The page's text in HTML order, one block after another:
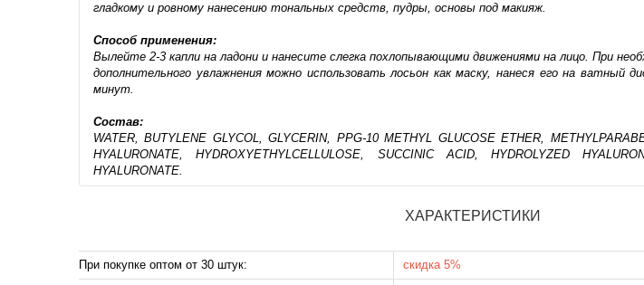
гладкому и ровному нанесению тональных средств, пудры, основы под макияж.
Способ применения:
Вылейте 2-3 капли на ладони и нанесите слегка похлопывающими движениями на лицо. При
дополнительного увлажнения можно использовать лосьон как маску, нанеся его на ватный
минут.
Состав:
WATER, BUTYLENE GLYCOL, GLYCERIN, PPG-10 METHYL GLUCOSE ETHER,
HYALURONATE, HYDROXYETHYLCELLULOSE, SUCCINIC ACID, HYDROLYZED
HYALURONATE.
ХАРАКТЕРИСТИКИ
При покупке оптом от 30 штук: скидка 5%